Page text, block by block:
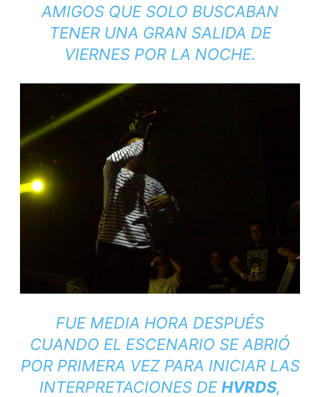
AMIGOS QUE SOLO BUSCABAN
TENER UNA GRAN SALIDA DE
VIERNES POR LA NOCHE.
FUE MEDIA HORA DESPUÉS
CUANDO EL ESCENARIO SE ABRIÓ
POR PRIMERA VEZ PARA INICIAR LAS
INTERPRETACIONES DEHVRDS,